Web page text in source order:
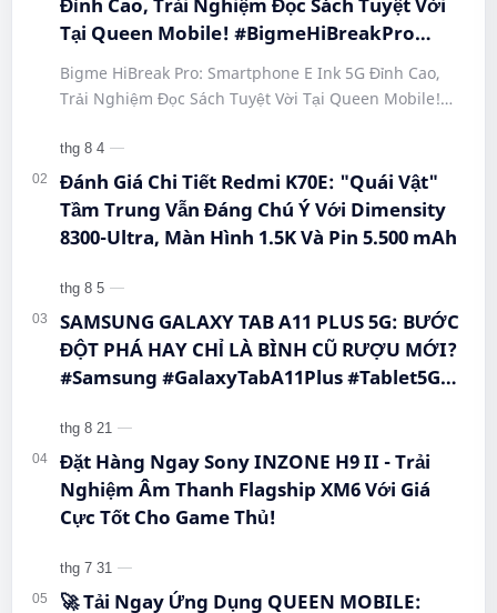
Tại Queen Mobile! #BigmeHiBreakPro
#HiBreakPro5G #DienThoaiDocSach
#CongNgheMoi #MuaSamThongMinh
#EInkPhone #5GSmartphone
Bigme HiBreak Pro: Smartphone E Ink 5G Đỉnh Cao,
Trải Nghiệm Đọc Sách Tuyệt Vời Tại Queen Mobile!
#Hi…
Đánh Giá Chi Tiết Redmi K70E: "Quái Vật"
Tầm Trung Vẫn Đáng Chú Ý Với Dimensity
8300-Ultra, Màn Hình 1.5K Và Pin 5.500 mAh
SAMSUNG GALAXY TAB A11 PLUS 5G: BƯỚC
ĐỘT PHÁ HAY CHỈ LÀ BÌNH CŨ RƯỢU MỚI?
#Samsung #GalaxyTabA11Plus #Tablet5G
Đặt Hàng Ngay Sony INZONE H9 II - Trải
Nghiệm Âm Thanh Flagship XM6 Với Giá
Cực Tốt Cho Game Thủ!
🚀 Tải Ngay Ứng Dụng QUEEN MOBILE: